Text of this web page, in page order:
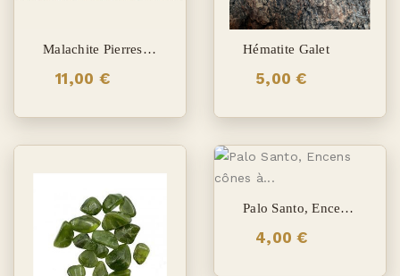
Malachite Pierres Roulées
11,00 €
Hématite Galet
5,00 €
Palo Santo, Encens Cônes À Refoulement
4,00 €